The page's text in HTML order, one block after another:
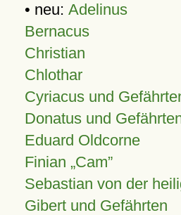
• neu: Adelinus
Bernacus
Christian
Chlothar
Cyriacus und
Donatus und
Eduard Oldcorne
Finian Cam
Sebastian von der
Gibert und Gefährten